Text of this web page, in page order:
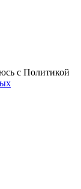
с Политикой